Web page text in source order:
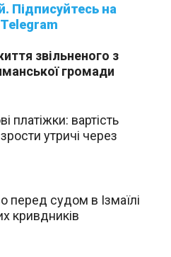
Telegram
звільненого з
громади
платіжки: вартість
утричі через
перед судом в Ізмаїлі
кривдників